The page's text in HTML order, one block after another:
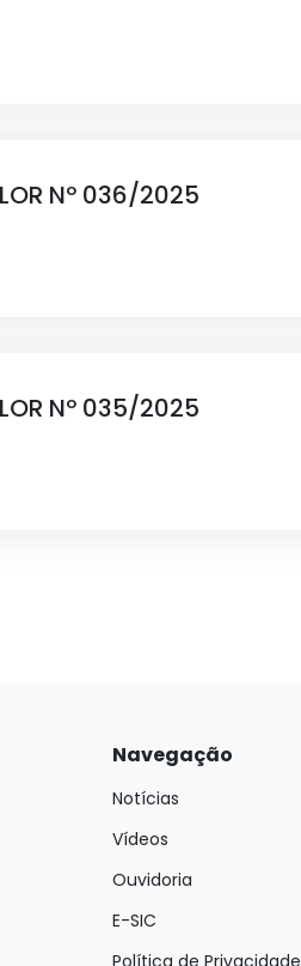
Nº 036/2025
Nº 035/2025
Navegação
Notícias
Vídeos
Ouvidoria
E-SIC
Política de Privacidade